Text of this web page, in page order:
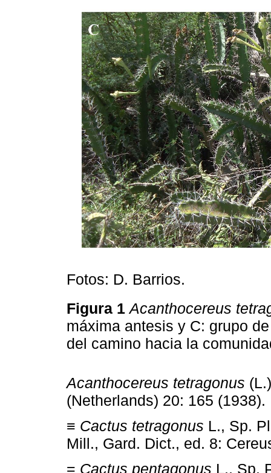
Fotos: D. Barrios.
Figura 1Acanthocereus
máxima antesis y C: grupo
del camino hacia la
Acanthocereus tetragonus
(Netherlands) 20: 165 (1938).
≡ Cactus tetragonus L., Sp.
Mill., Gard. Dict., ed. 8:
= Cactus pentagonus L., Sp.